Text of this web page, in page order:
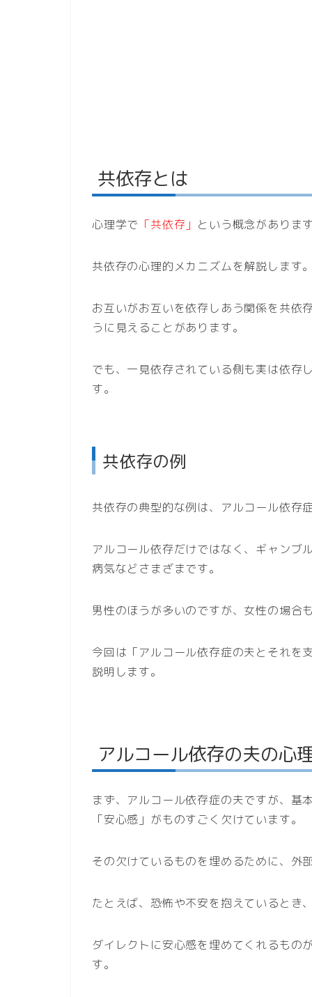
共依存とは
心理学で 「共依存」 という概念がありま
共依存の心理的メカニズムを解説します
お互いがお互いを依存しあう関係を共依
うに見えることがあります。
でも、一見依存されている側も実は依存
す。
共依存の例
共依存の典型的な例は、アルコール依存
アルコール依存だけではなく、ギャンブ
病気などさまざまです。
男性のほうが多いのですが、女性の場合
今回は「アルコール依存症の夫とそれを
説明します。
アルコール依存の夫の心
まず、アルコール依存症の夫ですが、基
「安心感」がものすごく欠けています。
その欠けているものを埋めるために、外
たとえば、恐怖や不安を抱えているとき
ダイレクトに安心感を埋めてくれるもの
す。